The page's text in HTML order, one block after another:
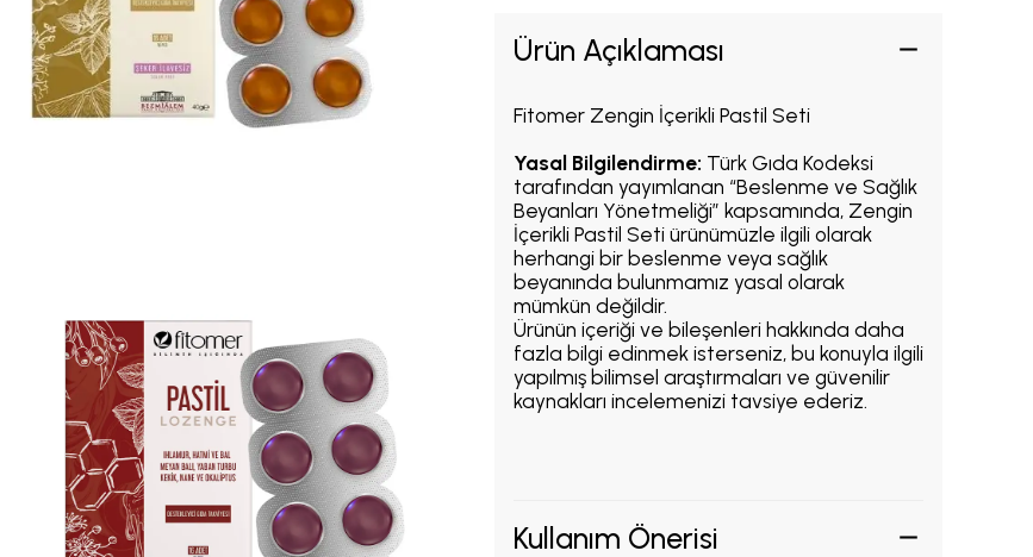
Ürün Açıklaması
Fitomer Zengin İçerikli Pastil Seti
Yasal Bilgilendirme: Türk Gıda Kodeksi
tarafından yayımlanan “Beslenme ve Sağlık
Beyanları Yönetmeliği” kapsamında, Zengin
İçerikli Pastil Seti ürünümüzle ilgili olarak
herhangi bir beslenme veya sağlık
beyanında bulunmamız yasal olarak
mümkün değildir.
Ürünün içeriği ve bileşenleri hakkında daha
fazla bilgi edinmek isterseniz, bu konuyla ilgili
yapılmış bilimsel araştırmaları ve güvenilir
kaynakları incelemenizi tavsiye ederiz.
Kullanım Önerisi